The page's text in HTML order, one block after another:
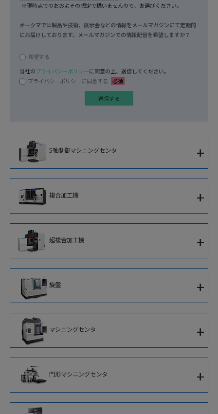
※現時点でのおおよその想定で構いませんので、お選びください。
オークマでは製品や技術、展示会などの情報をメールマガジンにて定期的
にお届けしております。メールマガジンでの情報配信を希望しますか？
希望する
当社のプライバシーポリシーに同意の上、送信してください。
プライバシーポリシーに同意する
必須
5軸制御マシニングセンタ +
5軸制御立形マシニングセンタ
5軸制御横形マシニングセンタ
5軸制御大型マシニングセンタ
5軸制御高速ブレード加工専用機
複合加工機 +
複合加工機
5軸制御立形複合加工機
立形複合加工機
門形複合加工機
超複合加工機 +
超複合加工機
旋盤 +
1サドルCNC旋盤
対向主軸ターニングセンタ
2サドルCNC旋盤
並行スピンドルCNC旋盤
立形CNC旋盤
マシニングセンタ +
立形マシニングセンタ
横形マシニングセンタ
門形マシニングセンタ +
5面加工門形マシニングセンタ